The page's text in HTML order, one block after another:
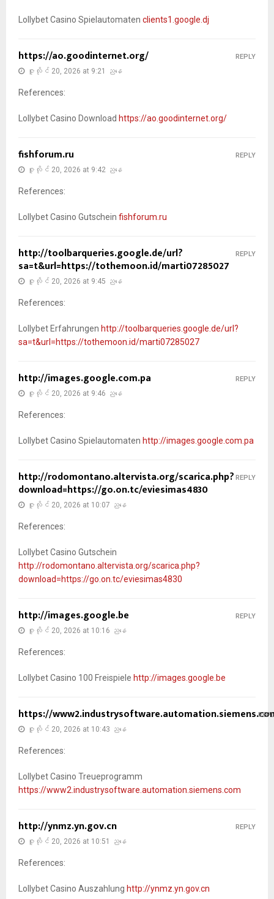
Lollybet Casino Spielautomaten clients1.google.dj
https://ao.goodinternet.org/
ဇူလိုင် 20, 2026 at 9:21 ညနေ
References:
Lollybet Casino Download https://ao.goodinternet.org/
REPLY
fishforum.ru
ဇူလိုင် 20, 2026 at 9:42 ညနေ
References:
Lollybet Casino Gutschein fishforum.ru
REPLY
http://toolbarqueries.google.de/url?
sa=t&url=https://tothemoon.id/marti07285027
ဇူလိုင် 20, 2026 at 9:45 ညနေ
References:
Lollybet Erfahrungen http://toolbarqueries.google.de/url?
sa=t&url=https://tothemoon.id/marti07285027
REPLY
http://images.google.com.pa
ဇူလိုင် 20, 2026 at 9:46 ညနေ
References:
Lollybet Casino Spielautomaten http://images.google.com.pa
REPLY
http://rodomontano.altervista.org/scarica.php?
download=https://go.on.tc/eviesimas4830
ဇူလိုင် 20, 2026 at 10:07 ညနေ
References:
Lollybet Casino Gutschein
http://rodomontano.altervista.org/scarica.php?
download=https://go.on.tc/eviesimas4830
REPLY
http://images.google.be
ဇူလိုင် 20, 2026 at 10:16 ညနေ
References:
Lollybet Casino 100 Freispiele http://images.google.be
REPLY
https://
ဇူလိုင် 20, 2026 at 10:43 ညနေ
References:
Lollybet Casino Treueprogramm
https://www2.industrysoftware.automation.siemens.com
http://ynmz.yn.gov.cn
ဇူလိုင် 20, 2026 at 10:51 ညနေ
References:
Lollybet Casino Auszahlung http://ynmz.yn.gov.cn
REPLY